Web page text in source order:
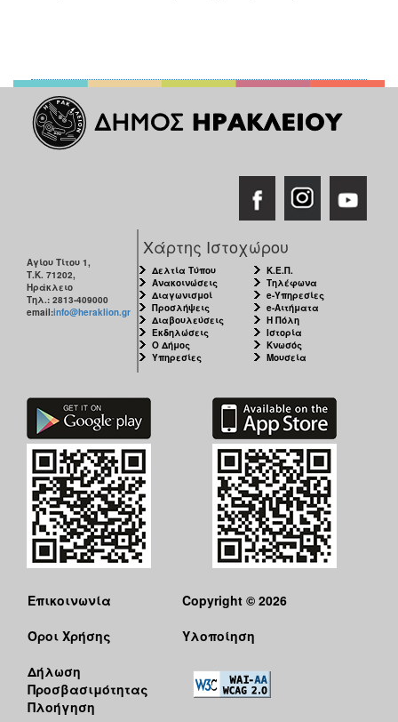
Αγίου Τίτου 1,
Τ.Κ. 71202,
Ηράκλειο
Τηλ.: 2813-409000
email:info@heraklion.gr
Χάρτης Ιστοχώρου
Δελτία Τύπου
Ανακοινώσεις
Διαγωνισμοί
Προσλήψεις
Διαβουλεύσεις
Εκδηλώσεις
Ο Δήμος
Υπηρεσίες
Κ.Ε.Π.
Τηλέφωνα
e-Υπηρεσίες
e-Αιτήματα
Η Πόλη
Ιστορία
Κνωσός
Μουσεία
Επικοινωνία
Όροι Χρήσης
Δήλωση
Προσβασιμότητας
Πλοήγηση
Copyright © 2026
Υλοποίηση